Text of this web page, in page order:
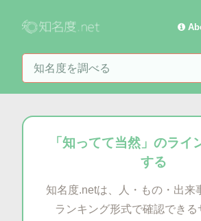
知名度を検索
「知ってて当然」のライ
する
知名度.netは、人・もの・出来
ランキング形式で確認できる